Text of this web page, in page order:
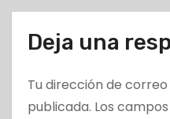
Deja una
Tu dirección de
publicada. Los